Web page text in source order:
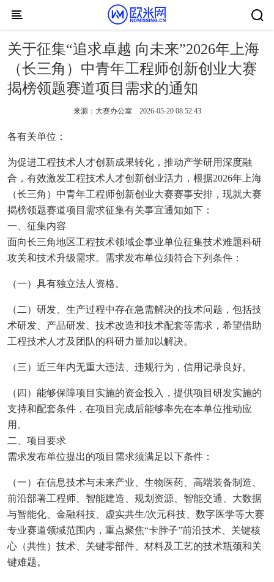
Skip to content
关于征集“追求卓越 向未来”2026年上海
（长三角）中青年工程师创新创业大赛
揭榜领题赛道项目需求的通知
来源： 大赛办公室 2026-05-20 08:52:43
各有关单位：
为促进工程技术人才创新成果转化，推动产学研用深度融
合，有效激发工程技术人才创新创业活力，根据2026年上海
（长三角）中青年工程师创新创业大赛赛事安排，现就大赛
揭榜领题赛道项目需求征集有关事宜通知如下：
一、征集内容
面向长三角地区工程技术领域企事业单位征集技术难题科研
攻关和技术升级需求。需求发布单位须符合下列条件：
（一）具有独立法人资格。
（二）研发、生产过程中存在急需解决的技术问题，包括技
术研发、产品研发、技术改造和技术配套等需求，希望借助
工程技术人才及团队的科研力量加以解决。
（三）近三年内无重大违法、违规行为，信用记录良好。
（四）能够保障项目实施的资金投入，提供项目研发实施的
支持和配套条件，在项目完成后能够率先在本单位推动应
用。
二、项目要求
需求发布单位提出的项目需求须满足以下条件：
（一）在信息技术与未来产业、生物医药、高端装备制造、
前沿部署工程师、智能建造、规划资源、智能交通、大数据
与智能化、金融科技、虚实共生/次元科技、数字医学等大赛
专业赛道领域范围内，重点聚焦“卡脖子”前沿技术、关键核
心（共性）技术、关键零部件、材料及工艺的技术瓶颈和关
键难题。